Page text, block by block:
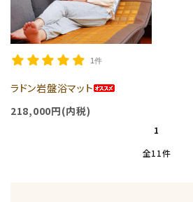
1件
ラドン岩盤浴マット
218,000円(内税)
1
全11件